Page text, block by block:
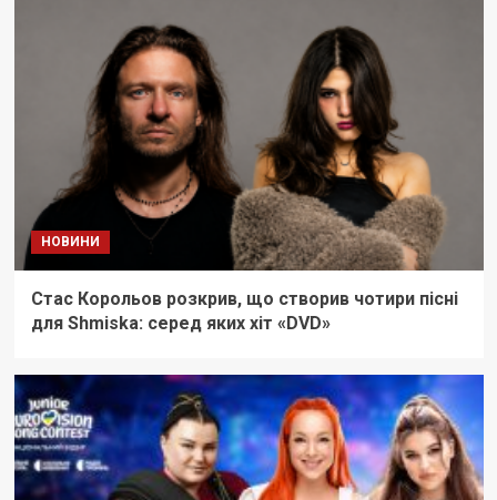
НОВИНИ
Стас Корольов розкрив, що створив чотири пісні
для Shmiska: серед яких хіт «DVD»